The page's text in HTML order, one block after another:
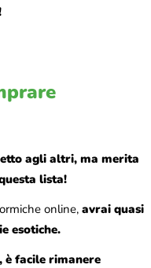
agli altri, ma merita
lista!
online, avrai quasi
esotiche.
è facile rimanere